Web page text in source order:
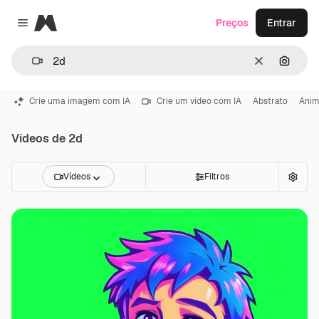
Close menu
Magnific
Limpar
Preços Entrar
Crie uma imagem com IA Crie um vídeo com IA Abstrato
Vídeos de 2d
Vídeos Filtros